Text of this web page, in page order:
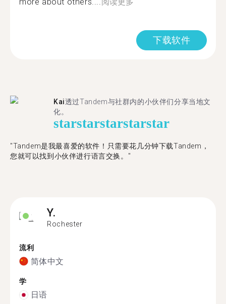
下载软件
Kai透过Tandem与社群内的小伙伴们分享当地文
化。
starstarstarstarstar
"Tandem是我最喜爱的软件！只需要花几分钟下载Tandem，
您就可以找到小伙伴进行语言交换。"
Y.
Rochester
流利
简体中文
学
日语